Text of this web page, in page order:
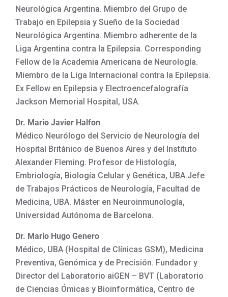
Neurológica Argentina. Miembro del Grupo de
Trabajo en Epilepsia y Sueño de la Sociedad
Neurológica Argentina. Miembro adherente de la
Liga Argentina contra la Epilepsia. Corresponding
Fellow de la Academia Americana de Neurología.
Miembro de la Liga Internacional contra la Epilepsia.
Ex Fellow en Epilepsia y Electroencefalografía
Jackson Memorial Hospital, USA.
Dr. Mario Javier Halfon
Médico Neurólogo del Servicio de Neurología del
Hospital Británico de Buenos Aires y del Instituto
Alexander Fleming. Profesor de Histología,
Embriología, Biología Celular y Genética, UBA.Jefe
de Trabajos Prácticos de Neurología, Facultad de
Medicina, UBA. Máster en Neuroinmunología,
Universidad Autónoma de Barcelona.
Dr. Mario Hugo Genero
Médico, UBA (Hospital de Clínicas GSM), Medicina
Preventiva, Genómica y de Precisión. Fundador y
Director del Laboratorio aiGEN – BVT (Laboratorio
de Ciencias Ómicas y Bioinformática, Centro de